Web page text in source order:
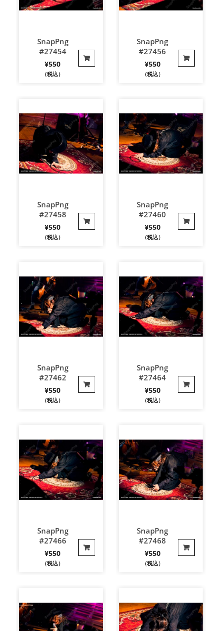
SnapPng
#27454
¥550
（税込）
SnapPng
#27456
¥550
（税込）
SnapPng
#27458
¥550
（税込）
SnapPng
#27460
¥550
（税込）
SnapPng
#27462
¥550
（税込）
SnapPng
#27464
¥550
（税込）
SnapPng
#27466
¥550
（税込）
SnapPng
#27468
¥550
（税込）